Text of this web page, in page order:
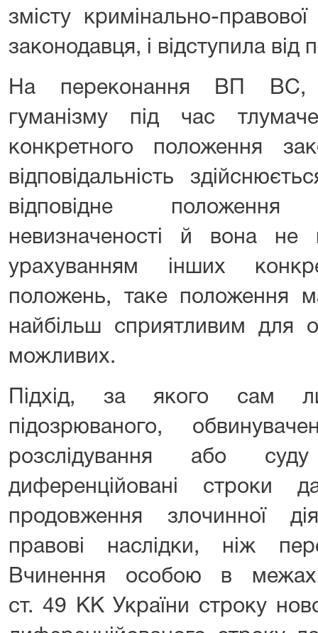
змісту кримінально-
законодавця, і відступила від
На переконання ВП ВС,
гуманізму під час
конкретного положення
відповідальність
відповідне
невизначеності й вона
урахуванням інших
положень, таке положення
найбільш сприятливим для
можливих.
Підхід, за якого сам
підозрюваного,
розслідування або
диференційовані строки
продовження злочинної
правові наслідки, ніж
Вчинення особою в
ст. 49 КК України строку